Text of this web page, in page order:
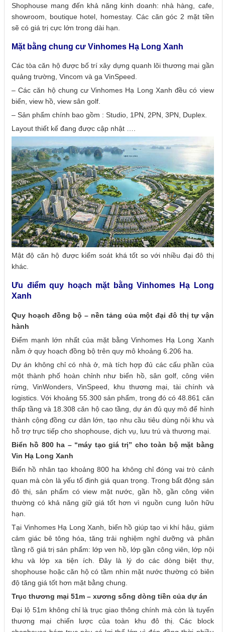
Shophouse mang đến khả năng kinh doanh: nhà hàng, cafe,
showroom, boutique hotel, homestay. Các căn góc 2 mặt tiền
sẽ có giá trị cực lớn trong dài hạn.
Mặt bằng chung cư Vinhomes Hạ Long Xanh
Các tòa căn hộ được bố trí xây dựng quanh lõi thương mại gần
quảng trường, Vincom và ga VinSpeed.
– Các căn hộ chung cư Vinhomes Hạ Long Xanh đều có view
biển, view hồ, view sân golf.
– Sản phẩm chính bao gồm : Studio, 1PN, 2PN, 3PN, Duplex.
Layout thiết kế đang được cập nhật ….
Mật độ căn hộ được kiểm soát khá tốt so với nhiều đại đô thị
khác.
Ưu điểm quy hoạch mặt bằng Vinhomes Hạ Long
Xanh
Quy hoạch đồng bộ – nền tảng của một đại đô thị tự vận
hành
Điểm mạnh lớn nhất của mặt bằng Vinhomes Hạ Long Xanh
nằm ở quy hoạch đồng bộ trên quy mô khoảng 6.206 ha.
Dự án không chỉ có nhà ở, mà tích hợp đủ các cấu phần của
một thành phố hoàn chỉnh như biển hồ, sân golf, công viên
rừng, VinWonders, VinSpeed, khu thương mại, tài chính và
logistics. Với khoảng 55.300 sản phẩm, trong đó có 48.861 căn
thấp tầng và 18.308 căn hộ cao tầng, dự án đủ quy mô để hình
thành cộng đồng cư dân lớn, tạo nhu cầu tiêu dùng nội khu và
hỗ trợ trực tiếp cho shophouse, dịch vụ, lưu trú và thương mại.
Biển hồ 800 ha – “máy tạo giá trị” cho toàn bộ mặt bằng
Vin Hạ Long Xanh
Biển hồ nhân tạo khoảng 800 ha không chỉ đóng vai trò cảnh
quan mà còn là yếu tố định giá quan trọng. Trong bất động sản
đô thị, sản phẩm có view mặt nước, gần hồ, gần công viên
thường có khả năng giữ giá tốt hơn vì nguồn cung luôn hữu
hạn.
Tại Vinhomes Hạ Long Xanh, biển hồ giúp tạo vi khí hậu, giảm
cảm giác bê tông hóa, tăng trải nghiệm nghỉ dưỡng và phân
tầng rõ giá trị sản phẩm: lớp ven hồ, lớp gần công viên, lớp nội
khu và lớp xa tiện ích. Đây là lý do các dòng biệt thự,
shophouse hoặc căn hộ có tầm nhìn mặt nước thường có biên
độ tăng giá tốt hơn mặt bằng chung.
Trục thương mại 51m – xương sống dòng tiền của dự án
Đại lộ 51m không chỉ là trục giao thông chính mà còn là tuyến
thương mại chiến lược của toàn khu đô thị. Các block